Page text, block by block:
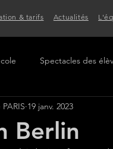
& tarifs Actualités
Spectacles des
Berlin
19 janv. 2023